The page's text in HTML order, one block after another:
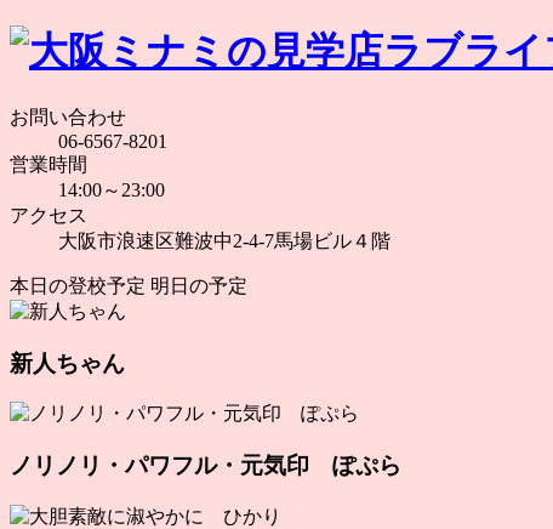
お問い合わせ
06-6567-8201
営業時間
14:00～23:00
アクセス
大阪市浪速区難波中2-4-7馬場ビル４階
本日の登校予定 明日の予定
新人ちゃん
ノリノリ・パワフル・元気印 ぽぷら